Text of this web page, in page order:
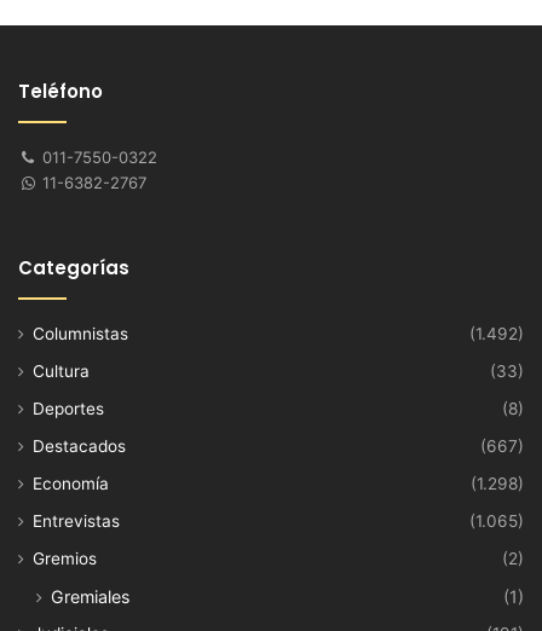
Teléfono
011-7550-0322
11-6382-2767
Categorías
Columnistas
(1.492)
Cultura
(33)
Deportes
(8)
Destacados
(667)
Economía
(1.298)
Entrevistas
(1.065)
Gremios
(2)
Gremiales (1)